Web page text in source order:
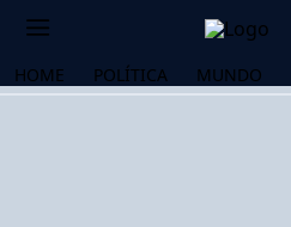
HOME POLÍTICA MUNDO